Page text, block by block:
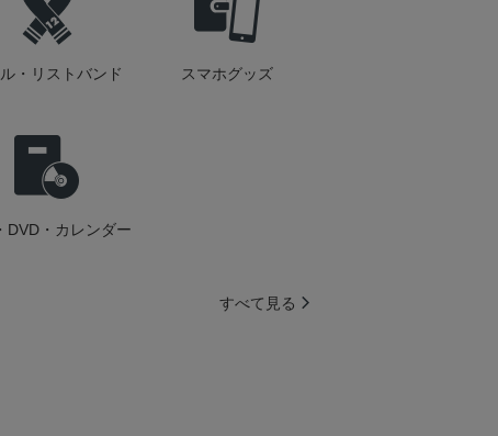
・リストバンド スマホグッズ
DVD・カレンダー
すべて見る